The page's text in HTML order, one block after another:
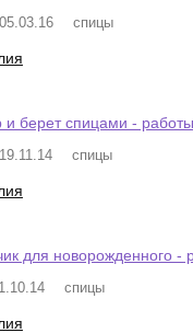
05.03.16 спицы
и берет спицами -
19.11.14 спицы
для новорожденного -
спицы